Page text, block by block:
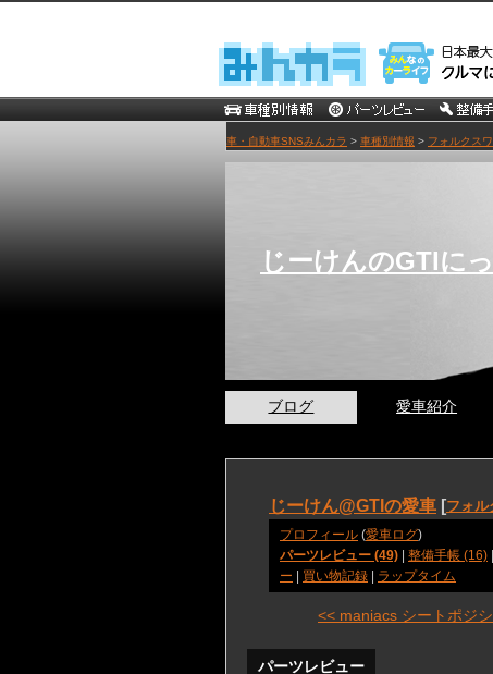
車・自動車SNSみんカラ > 車種別情報 > フォルクス
じーけんのGTIにっ
ブログ 愛車紹介
じーけん@GTIの愛車 [フォル
プロフィール (愛車ログ)
パーツレビュー (49)
整備手帳 (16)
ー
買い物記録 ラップタイム
<< maniacs シートポジシ
パーツレビュー